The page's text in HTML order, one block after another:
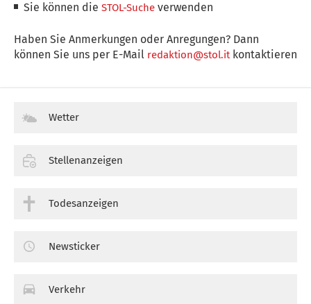
Sie können dieSTOL-Suche verwenden
Haben Sie Anmerkungen oder Anregungen? Dann
können Sie uns per E-Mail redaktion@stol.itkontaktieren
Wetter
Stellenanzeigen
Todesanzeigen
Newsticker
Verkehr